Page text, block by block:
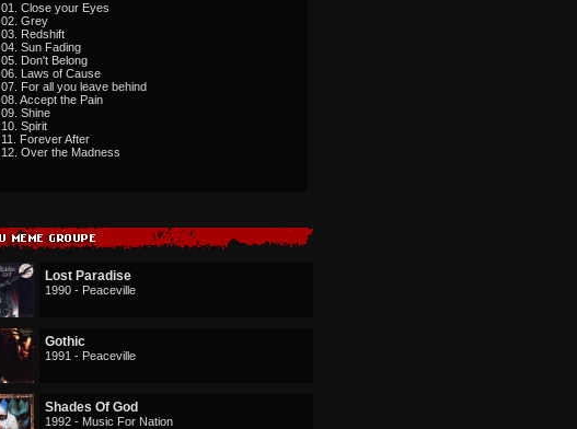
01. Close your Eyes
02. Grey
03. Redshift
04. Sun Fading
05. Don't Belong
06. Laws of Cause
07. For all you leave behind
08. Accept the Pain
09. Shine
10. Spirit
11. Forever After
12. Over the Madness
Lost Paradise
1990 - Peaceville
Gothic
1991 - Peaceville
Shades Of God
1992 - Music For Nation